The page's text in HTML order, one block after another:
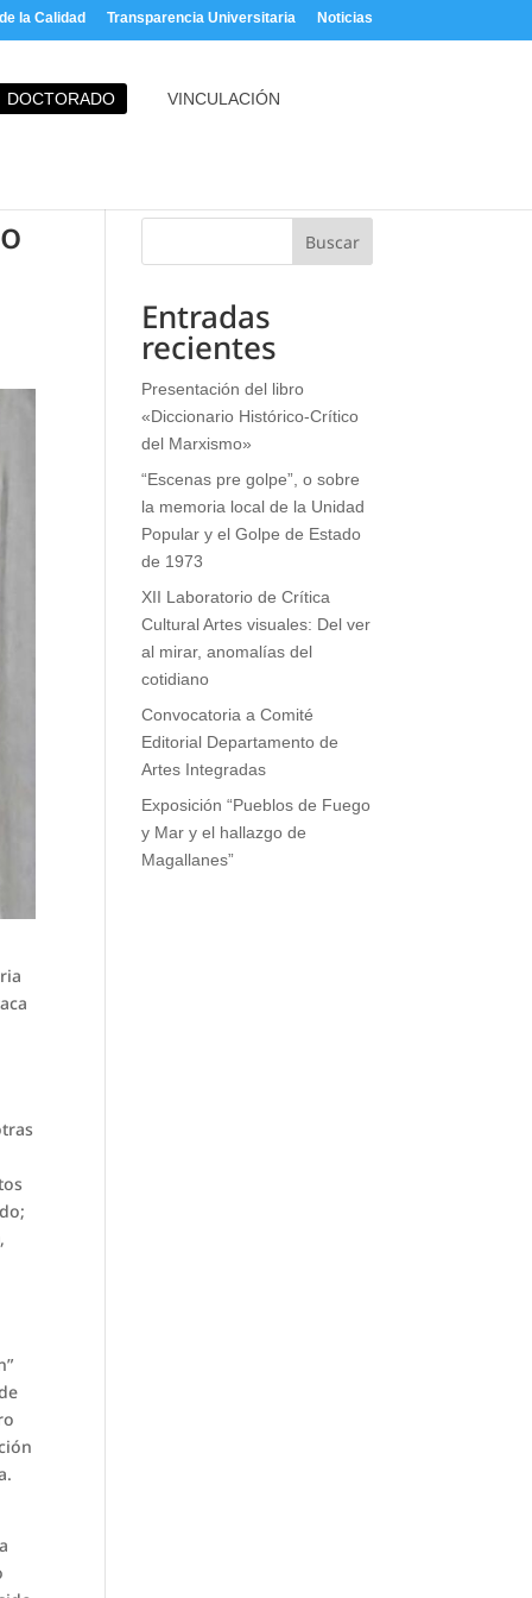
la Calidad Transparencia Universitaria Noticias
DOCTORADO VINCULACIÓN
Buscar
Entradas
recientes
Presentación del libro
«Diccionario Histórico-Crítico
del Marxismo»
“Escenas pre golpe”, o sobre
la memoria local de la Unidad
Popular y el Golpe de Estado
de 1973
XII Laboratorio de Crítica
Cultural Artes visuales: Del ver
al mirar, anomalías del
cotidiano
Convocatoria a Comité
Editorial Departamento de
Artes Integradas
Exposición “Pueblos de Fuego
y Mar y el hallazgo de
Magallanes”